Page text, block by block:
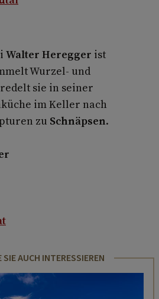
Walter Heregger ist
Wurzel- und
sie in seiner
im Keller nach
zu Schnäpsen.
AUCH INTERESSIEREN